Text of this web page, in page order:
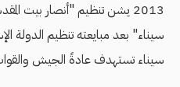
2013 يشن تنظيم "أنصار بيت
سيناء" بعد مبايعته تنظيم الدولة
سيناء تستهدف عادةً الجيش